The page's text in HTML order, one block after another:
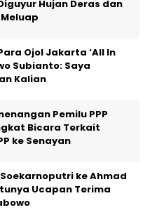
Hujan Deras dan
Ojol Jakarta ‘All In
Subianto: Saya
Kalian
Pemilu PPP
Bicara Terkait
ke Senayan
ke Ahmad
Ucapan Terima